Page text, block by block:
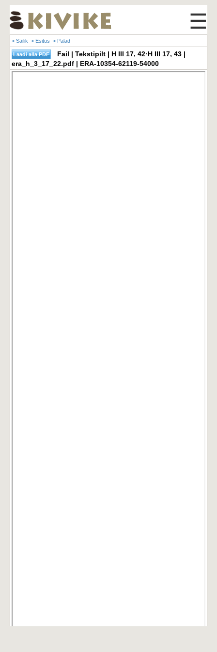
☰
> Säilik > Esitus > Palad
Fail | Tekstipilt | H III 17, 42·H III 17, 43 |
era_h_3_17_22.pdf | ERA-10354-62119-54000